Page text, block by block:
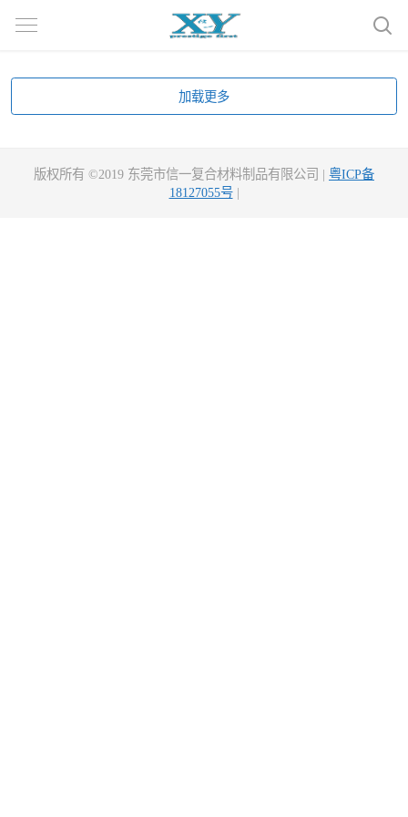
加载更多
版权所有 ©2019 东莞市信一复合材料制品有限公司 | 粤ICP备
18127055号|